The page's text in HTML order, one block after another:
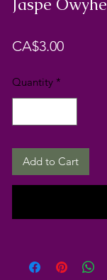
Jaspe
CA$3.00Price
Quantity *
Add to Cart